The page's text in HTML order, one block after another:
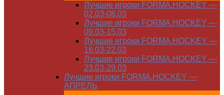
Лучшие игроки FORMA.HOCKEY —
02.03-08.03
Лучшие игроки FORMA.HOCKEY —
09.03-15.03
Лучшие игроки FORMA.HOCKEY —
16.03-22.03
Лучшие игроки FORMA.HOCKEY —
23.03-29.03
Лучшие игроки FORMA.HOCKEY —
АПРЕЛЬ